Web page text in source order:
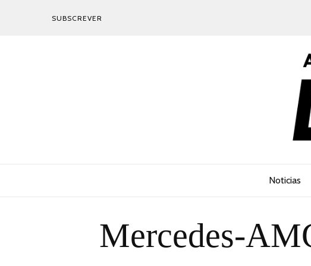
SUBSCREVER
Noticias
Mercedes-